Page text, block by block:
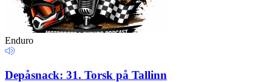
Enduro
Depåsnack: 31. Torsk på Tallinn